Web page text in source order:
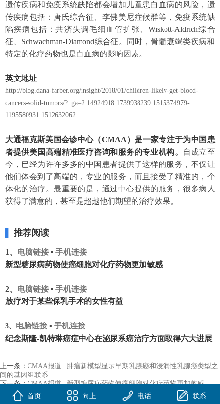
遗传疾病和免疫系统缺陷都会增加儿童患白血病的风险，遗
传疾病包括：唐氏综合征、李佛美尼症候群等，免疫系统缺
陷疾病包括：共济失调毛细血管扩张、Wiskott-Aldrich综合
征、Schwachman-Diamond综合征。同时，骨髓衰竭类疾病和
特定的化疗药物也是白血病的影响因素。
英文地址
http://blog.dana-farber.org/insight/2018/01/children-likely-get-blood-
cancers-solid-tumors/?_ga=2.14924918.1739938239.1515374979-
1195580931.1512632062
大通福克斯美国会诊中心（CMAA）是一家专注于为中国患
者提供美国高端精准医疗咨询和服务的专业机构。
自成立至
今，已经为许许多多的中国患者提供了这样的服务，不仅让
他们体会到了高端的，专业的服务，而且接受了精准的，个
体化的治疗。最重要的是，通过中心提供的服务，很多病人
获得了满意的，甚至是超越他们期望的治疗效果。
推荐阅读
1、 电脑链接▪ 手机连接
新型糖尿病药物使癌细胞对化疗药物更加敏感
2、 电脑链接▪ 手机连接
放疗对于某些保乳手术的女性有益
3、 电脑链接▪ 手机连接
纪念斯隆-凯特琳癌症中心在泌尿系癌治疗方面取得六大进展
上一条： CMAA报道 | 肿瘤新模型显示早期乳腺癌和浸润性乳腺癌类型之
间的基因组联系
下一条：CMAA报道 | 新型糖尿病药物使癌细胞对化疗药物更加敏感
首页
向上 电话 联系